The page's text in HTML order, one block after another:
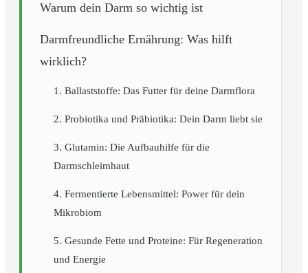
Warum dein Darm so wichtig ist
Darmfreundliche Ernährung: Was hilft
wirklich?
1. Ballaststoffe: Das Futter für deine Darmflora
2. Probiotika und Präbiotika: Dein Darm liebt sie
3. Glutamin: Die Aufbauhilfe für die
Darmschleimhaut
4. Fermentierte Lebensmittel: Power für dein
Mikrobiom
5. Gesunde Fette und Proteine: Für Regeneration
und Energie